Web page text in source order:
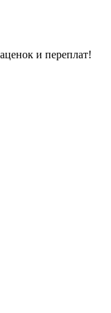
и переплат!